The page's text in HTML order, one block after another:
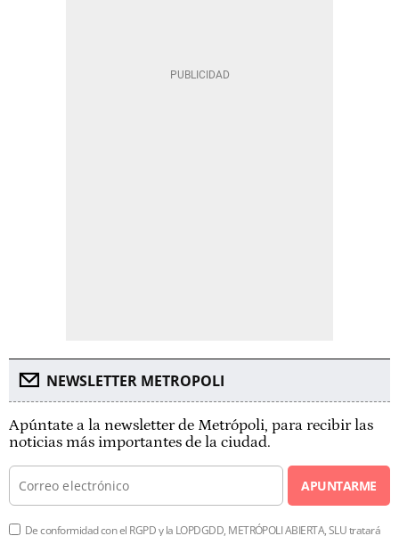
NEWSLETTER METROPOLI
Apúntate a la newsletter de Metrópoli, para recibir las
noticias más importantes de la ciudad.
APUNTARME
De conformidad con el RGPD y la LOPDGDD, METRÓPOLI ABIERTA, SLU tratará